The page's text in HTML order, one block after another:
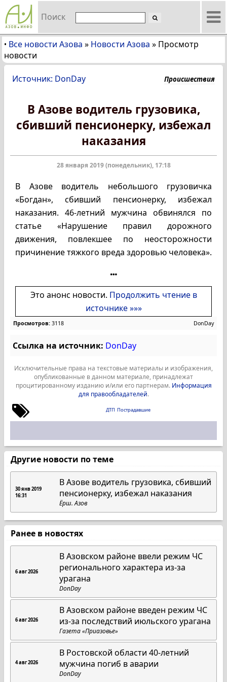
Поиск
• Все новости Азова » Новости Азова » Просмотр
новости
Источник: DonDay Происшествия
В Азове водитель грузовика,
сбивший пенсионерку, избежал
наказания
28 января 2019 (понедельник), 17:18
В Азове водитель небольшого грузовичка
«Богдан», сбивший пенсионерку, избежал
наказания. 46-летний мужчина обвинялся по
статье «Нарушение правил дорожного
движения, повлекшее по неосторожности
причинение тяжкого вреда здоровью человека».
Это анонс новости. Продолжить чтение в
источнике »»»
Просмотров: 3118 DonDay
Ссылка на источник: DonDay
Исключительные права на текстовые материалы и изображения,
опубликованные в данном материале, принадлежат
процитированному изданию и/или его партнерам. Информация
для правообладателей.
ДТП Пострадавшие
Другие новости по теме
30 янв 2019
16:31
В Азове водитель грузовика, сбивший
пенсионерку, избежал наказания
Ёрш. Азов
Ранее в новостях
6 авг 2026
В Азовском районе ввели режим ЧС
регионального характера из-за
урагана
DonDay
6 авг 2026
В Азовском районе введен режим ЧС
из-за последствий июльского урагана
Газета «Приазовье»
4 авг 2026
В Ростовской области 40-летний
мужчина погиб в аварии
DonDay